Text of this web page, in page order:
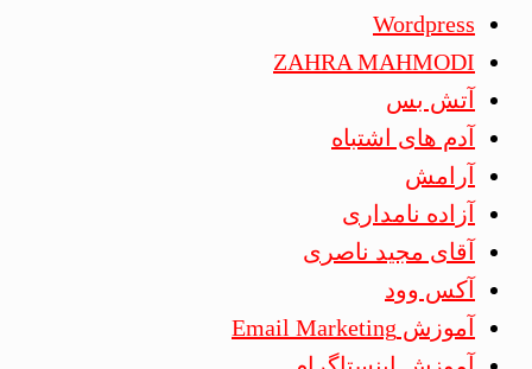
Wordpress
ZAHRA MAHMODI
آتش بس
آدم های اشتباه
آرامش
آزاده نامداری
آقای مجید ناصری
آکس وود
آموزش Email Marketing